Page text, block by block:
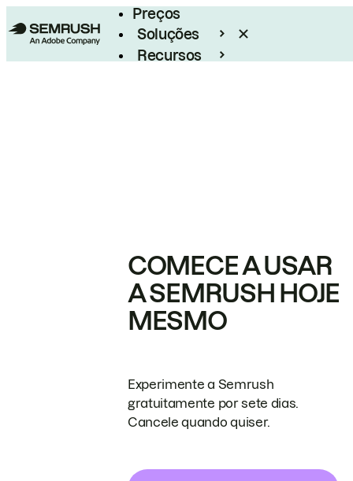
Preços
Soluções
Recursos
COMECE A USAR
A SEMRUSH HOJE
MESMO
Experimente a Semrush
gratuitamente por sete dias.
Cancele quando quiser.